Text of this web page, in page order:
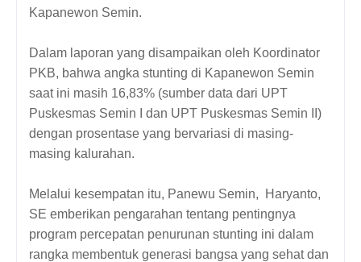
Kapanewon Semin.
Dalam laporan yang disampaikan oleh Koordinator
PKB, bahwa angka stunting di Kapanewon Semin
saat ini masih 16,83% (sumber data dari UPT
Puskesmas Semin I dan UPT Puskesmas Semin II)
dengan prosentase yang bervariasi di masing-
masing kalurahan.
Melalui kesempatan itu, Panewu Semin, Haryanto,
SE emberikan pengarahan tentang pentingnya
program percepatan penurunan stunting ini dalam
rangka membentuk generasi bangsa yang sehat dan